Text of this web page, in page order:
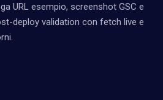
URL esempio, screenshot GSC e
deploy validation con fetch live e